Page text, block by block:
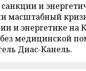
и
масштабный
и энергетике на
медицинской
Диас-Канель.